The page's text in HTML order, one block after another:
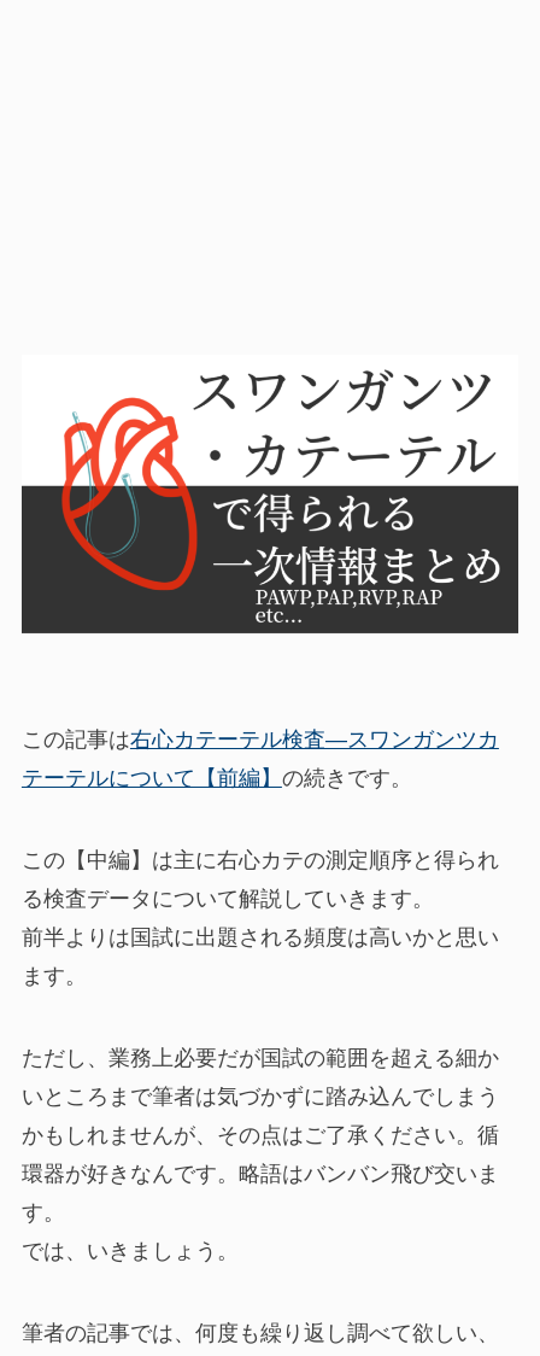
この記事は右心カテーテル検査―スワンガンツカ
テーテルについて【前編】 の続きです。
この【中編】は主に右心カテの測定順序と得られ
る検査データについて解説していきます。
前半よりは国試に出題される頻度は高いかと思い
ます。
ただし、業務上必要だが国試の範囲を超える細か
いところまで筆者は気づかずに踏み込んでしまう
かもしれませんが、その点はご了承ください。循
環器が好きなんです。略語はバンバン飛び交いま
す。
では、いきましょう。
筆者の記事では、何度も繰り返し調べて欲しい、